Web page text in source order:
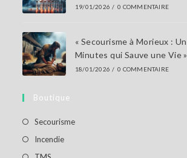
19/01/2026 / 0 COMMENTAIRE
« Secourisme à Morieux :
Minutes qui Sauve une Vie »
18/01/2026 / 0 COMMENTAIRE
Boutique
Secourisme
Incendie